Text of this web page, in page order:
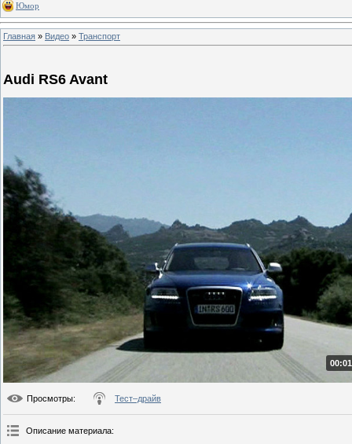
Юмор
Главная » Видео » Транспорт
Audi RS6 Avant
Просмотры: Тест–драйв
Описание материала: